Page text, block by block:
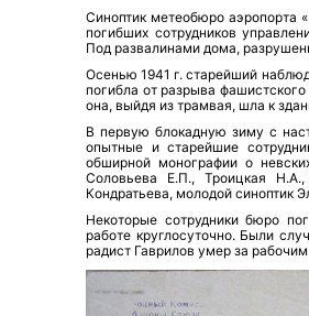
Синоптик метеобюро аэропорта
погибших сотрудников
Под развалинами дома,
Осенью 1941 г. старейший
погибла от разрыва
она, выйдя из трамвая, шла к
В первую блокадную зиму с
опытные и старейшие
обширной монографии о
Соловьева Е.П., Троицкая
Кондратьева, молодой синоптик
Некоторые сотрудники бюро
работе круглосуточно. Были
радист Гаврилов умер за